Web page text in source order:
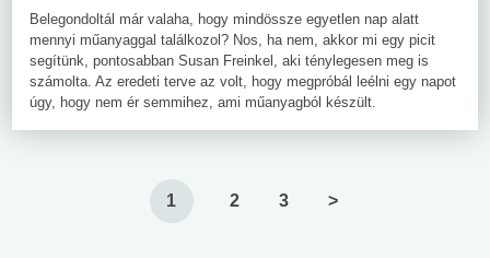
Belegondoltál már valaha, hogy mindössze egyetlen nap alatt
mennyi műanyaggal találkozol? Nos, ha nem, akkor mi egy picit
segítünk, pontosabban Susan Freinkel, aki ténylegesen meg is
számolta. Az eredeti terve az volt, hogy megpróbál leélni egy napot
úgy, hogy nem ér semmihez, ami műanyagból készült.
1 2 3 >